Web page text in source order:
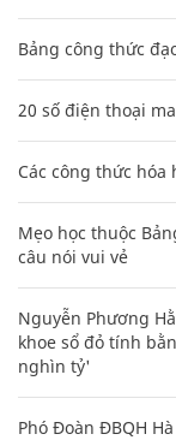
Bảng công thức
20 số điện thoại
Các công thức
Mẹo học thuộc
câu nói vui vẻ
Nguyễn Phương
khoe sổ đỏ tính
nghìn tỷ'
Phó Đoàn ĐBQH